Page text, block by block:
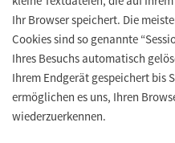
Ihr Browser speichert. Die
Cookies sind so genannte
Ihres Besuchs automatisch
Ihrem Endgerät gespeichert bis
ermöglichen es uns, Ihren
wiederzuerkennen.